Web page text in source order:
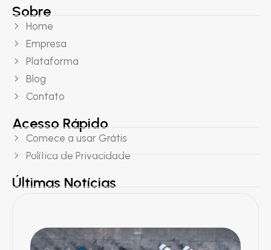
Sobre
Home
Empresa
Plataforma
Blog
Contato
Acesso Rápido
Comece a usar Grátis
Política de Privacidade
Últimas Notícias